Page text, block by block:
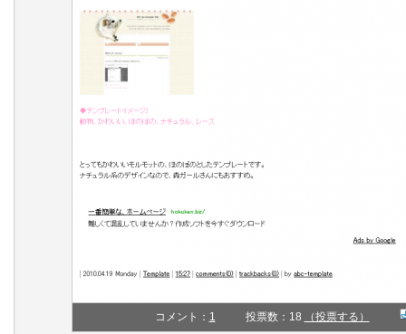
コメント： 1 投票数：18 （投票する）